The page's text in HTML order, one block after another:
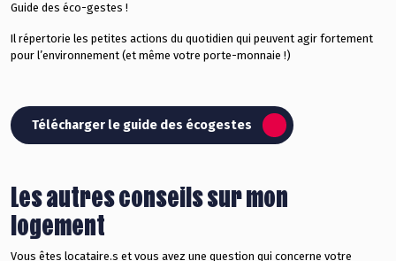
Guide des éco-gestes !
Il répertorie les petites actions du quotidien qui peuvent agir fortement
pour l’environnement (et même votre porte-monnaie !)
Télécharger le guide des écogestes
Les autres conseils sur mon
logement
Vous êtes locataire.s et vous avez une question qui concerne votre